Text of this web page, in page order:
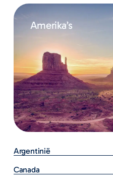
Amerika’s
Argentinië
Canada